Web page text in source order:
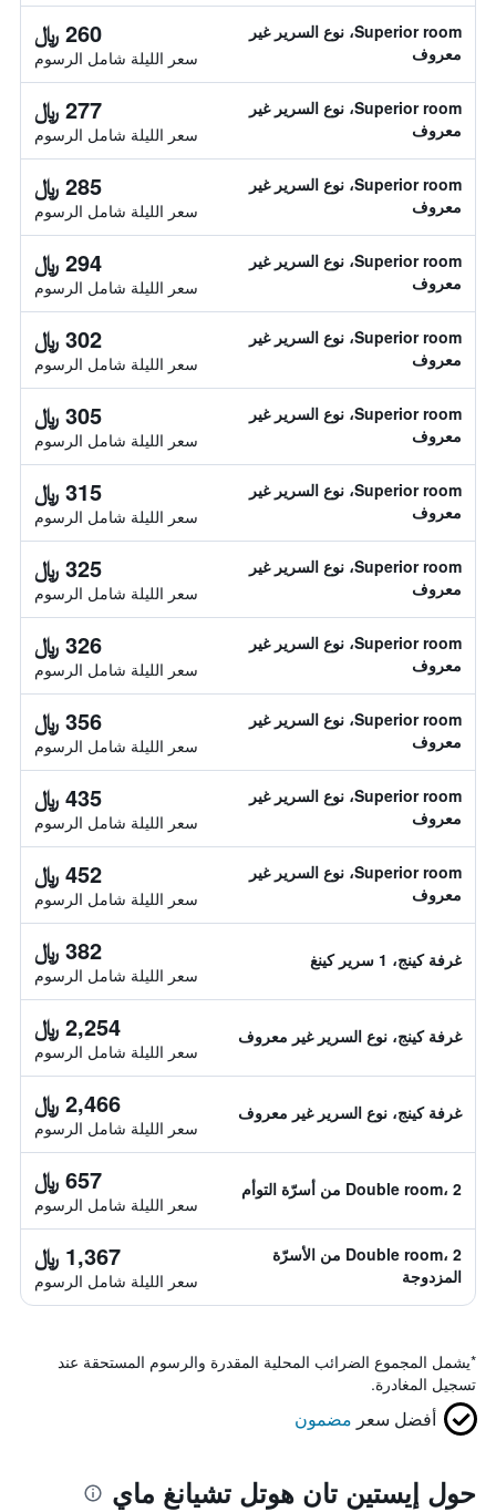
Superior room، نوع السرير غير
معروف
260 ﷼
سعر الليلة شامل الرسوم
Superior room، نوع السرير غير
معروف
277 ﷼
سعر الليلة شامل الرسوم
Superior room، نوع السرير غير
معروف
285 ﷼
سعر الليلة شامل الرسوم
Superior room، نوع السرير غير
معروف
294 ﷼
سعر الليلة شامل الرسوم
Superior room، نوع السرير غير
معروف
302 ﷼
سعر الليلة شامل الرسوم
Superior room، نوع السرير غير
معروف
305 ﷼
سعر الليلة شامل الرسوم
Superior room، نوع السرير غير
معروف
315 ﷼
سعر الليلة شامل الرسوم
Superior room، نوع السرير غير
معروف
325 ﷼
سعر الليلة شامل الرسوم
Superior room، نوع السرير غير
معروف
326 ﷼
سعر الليلة شامل الرسوم
Superior room، نوع السرير غير
معروف
356 ﷼
سعر الليلة شامل الرسوم
Superior room، نوع السرير غير
معروف
435 ﷼
سعر الليلة شامل الرسوم
Superior room، نوع السرير غير
معروف
452 ﷼
سعر الليلة شامل الرسوم
غرفة كينج، 1 سرير كينغ 382 ﷼
سعر الليلة شامل الرسوم
غرفة كينج، نوع السرير غير معروف 2,254 ﷼
سعر الليلة شامل الرسوم
غرفة كينج، نوع السرير غير معروف 2,466 ﷼
سعر الليلة شامل الرسوم
Double room، 2 من أسرّة التوأم 657 ﷼
سعر الليلة شامل الرسوم
Double room، 2 من الأسرّة
المزدوجة
1,367 ﷼
سعر الليلة شامل الرسوم
*يشمل المجموع الضرائب المحلية المقدرة والرسوم المستحقة عند
تسجيل المغادرة.
أفضل سعر مضمون
حول إيستين تان هوتل تشيانغ ماي